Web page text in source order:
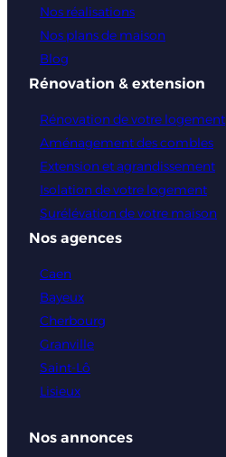
Nos réalisations
Nos plans de maison
Blog
Rénovation & extension
Rénovation de votre logement
Aménagement des combles
Extension et agrandissement
Isolation de votre logement
Surélévation de votre maison
Nos agences
Caen
Bayeux
Cherbourg
Granville
Saint-Lô
Lisieux
Nos annonces